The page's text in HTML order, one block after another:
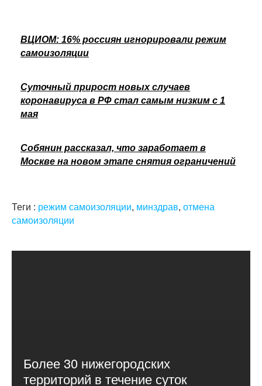
ВЦИОМ: 16% россиян игнорировали режим
самоизоляции
Суточный прирост новых случаев
коронавируса в РФ стал самым низким с 1
мая
Собянин рассказал, что заработает в
Москве на новом этапе снятия ограничений
Теги : режим самоизоляции, минздрав, отмена
самоизоляции
Более 30 нижегородских
территорий в течение суток